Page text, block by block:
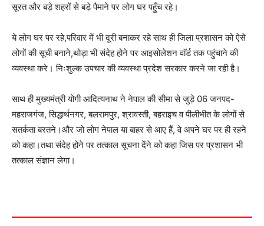
सूरत और बड़े शहरों से बड़े पैमाने पर लोग घर पहुँच रहे।
ये लोग घर पर रहे,परिवार में भी दूरी बनाकर रहे साथ ही जिला प्रशासन को ऐसे
लोगों की सूची बनाने,थोड़ा भी संदेह होने पर आइसोलेशन वाॅर्ड तक पहुंचाने की
व्यवस्था करे। निःशुल्क उपचार की व्यवस्था प्रदेश सरकार करने जा रही है।
साथ ही मुख्यमंत्री योगी आदित्यनाथ ने नेपाल की सीमा से जुड़े 06 जनपद-
महराजगंज, सिद्धार्थनगर, बलरामपुर, श्रावस्ती, बहराइच व पीलीभीत के लोगों से
सतर्कता बरतने।और जो लोग नेपाल या बाहर से आए हैं, वे अपने घर पर ही रहने
को कहा।तथा संदेह होने पर तत्काल सूचना देंने को कहा जिस पर प्रशासन भी
तत्काल संज्ञान लेगा।